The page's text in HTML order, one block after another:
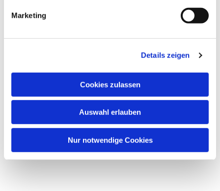
Marketing
Details zeigen
Cookies zulassen
Auswahl erlauben
Nur notwendige Cookies
interessieren